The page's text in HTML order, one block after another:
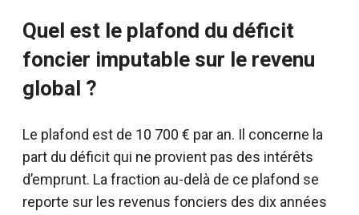
Quel est le plafond du déficit
foncier imputable sur le revenu
global ?
Le plafond est de 10 700 € par an. Il concerne la
part du déficit qui ne provient pas des intérêts
d’emprunt. La fraction au-delà de ce plafond se
reporte sur les revenus fonciers des dix années